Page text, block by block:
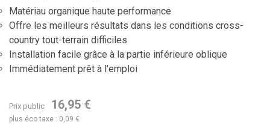
Matériau organique haute performance
Offre les meilleurs résultats dans les conditions cross-
country tout-terrain difficiles
Installation facile grâce à la partie inférieure oblique
Immédiatement prêt à l'emploi
Prix public 16,95 €
plus éco taxe : 0,09 €